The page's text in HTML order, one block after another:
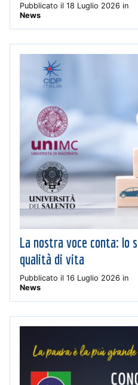
Pubblicato il 18 Luglio 2026 in
News
La nostra voce conta: lo
qualità di vita
Pubblicato il 16 Luglio 2026 in
News